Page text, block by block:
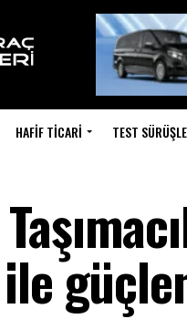
HAFIF TICARI TEST